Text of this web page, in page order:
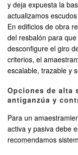
y deja expuesta la
actualizamos
En edificios de obra
del resbalón para
desconfigure el giro
criterios, el
escalable, trazable y
Opciones de alta
antiganzúa y
Para un
activa y pasiva debe
recomendamos